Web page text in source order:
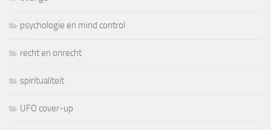
psychologie en mind control
recht en onrecht
spiritualiteit
UFO cover-up